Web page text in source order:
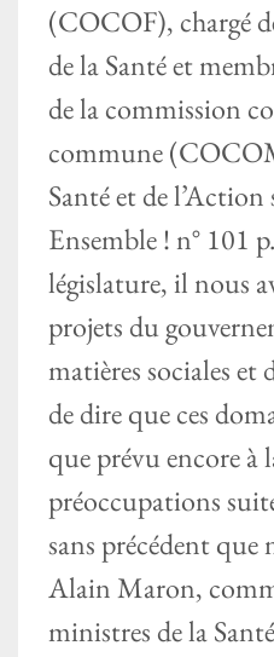
(COCOF), chargé
de la Santé et
de la commission
commune
Santé et de
Ensemble ! n° 101
législature, il nous
projets du
matières sociales et
de dire que ces
que prévu encore à
préoccupations
sans précédent que
Alain Maron,
ministres de la